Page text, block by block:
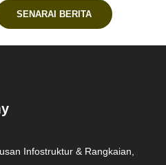
SENARAI BERITA
Infostruktur & Rangkaian,